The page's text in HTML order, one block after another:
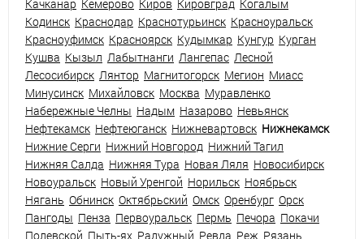
Качканар Кемерово Киров Кировград Когалым
Кодинск Краснодар Краснотурьинск Красноуральск
Красноуфимск Красноярск Кудымкар Кунгур Курган
Кушва Кызыл Лабытнанги Лангепас Лесной
Лесосибирск Лянтор Магнитогорск Мегион Миасс
Минусинск Михайловск Москва Муравленко
Набережные Челны Надым Назарово Невьянск
Нефтекамск Нефтеюганск Нижневартовск Нижнекамск
Нижние Серги Нижний Новгород Нижний Тагил
Нижняя Салда Нижняя Тура Новая Ляля Новосибирск
Новоуральск Новый Уренгой Норильск Ноябрьск
Нягань Обнинск Октябрьский Омск Оренбург Орск
Пангоды Пенза Первоуральск Пермь Печора Покачи
Полевской Пыть-ях Радужный Ревда Реж Рязань